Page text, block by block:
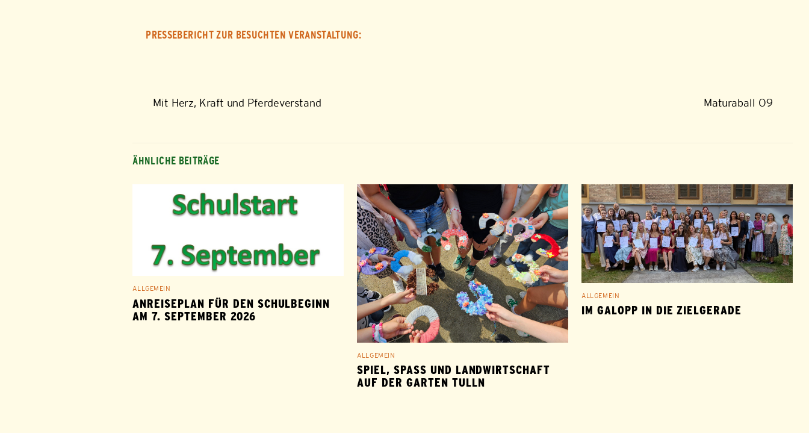
PRESSEBERICHT ZUR BESUCHTEN VERANSTALTUNG:
Mit Herz, Kraft und Pferdeverstand Maturaball O9
ÄHNLICHE BEITRÄGE
ALLGEMEIN
ANREISEPLAN FÜR DEN SCHULBEGINN
AM 7. SEPTEMBER 2026
ALLGEMEIN
SPIEL, SPASS UND LANDWIRTSCHAFT A
UF DER GARTEN TULLN
ALLGEMEIN
IM GALOPP IN DIE ZIELGERADE